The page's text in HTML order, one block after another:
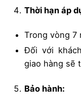
Thời hạn áp
Trong vòng 7
Đối với
giao hàng sẽ
Bảo hành: